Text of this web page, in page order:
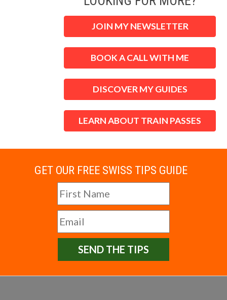
JOIN MY NEWSLETTER
BOOK A CALL WITH ME
DISCOVER MY GUIDES
LEARN ABOUT TRAIN PASSES
GET OUR FREE SWISS TIPS GUIDE
SEND THE TIPS